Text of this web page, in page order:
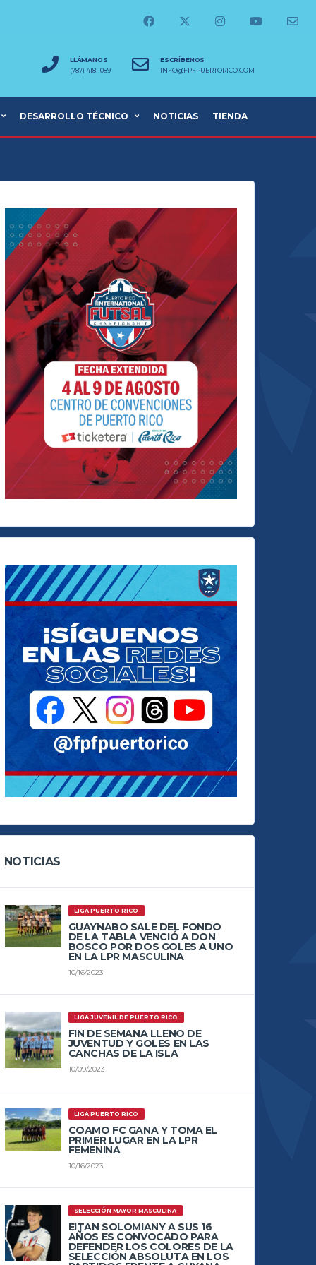
LLÁMANOS
(787) 418-1089
ESCRÍBENOS
INFO@FPFPUERTORICO.COM
DESARROLLO TÉCNICO NOTICIAS TIENDA
NOTICIAS
LIGA PUERTO RICO
GUAYNABO SALE DEL FONDO
DE LA TABLA VENCIÓ A DON
BOSCO POR DOS GOLES A UNO
EN LA LPR MASCULINA
10/16/2023
LIGA JUVENIL DE PUERTO RICO
FIN DE SEMANA LLENO DE
JUVENTUD Y GOLES EN LAS
CANCHAS DE LA ISLA
10/09/2023
LIGA PUERTO RICO
COAMO FC GANA Y TOMA EL
PRIMER LUGAR EN LA LPR
FEMENINA
10/16/2023
SELECCIÓN MAYOR MASCULINA
EITAN SOLOMIANY A SUS 16
AÑOS ES CONVOCADO PARA
DEFENDER LOS COLORES DE LA
SELECCIÓN ABSOLUTA EN LOS